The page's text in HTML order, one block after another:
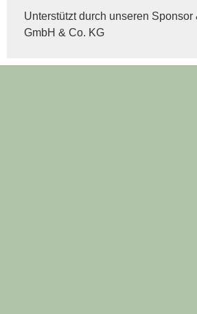
Unterstützt durch unseren Sponsor
GmbH & Co. KG